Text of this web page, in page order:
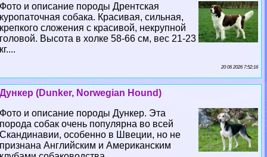
Фото и описание породы Дрентская
куропаточная собака. Красивая, сильная,
крепкого сложения с красивой, некрупной
головой. Высота в холке 58-66 см, вес 21-23
кг....
20 06 2026 7:52:16
Дункер (Dunker, Norwegian Hound)
Фото и описание породы Дункер. Эта
порода собак очень популярна во всей
Скандинавии, особенно в Швеции, но не
признана Английским и Американским